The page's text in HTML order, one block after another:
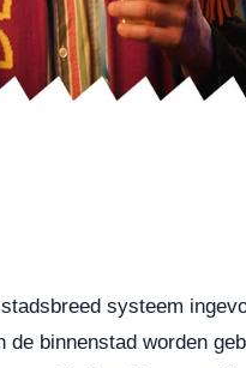
systeem
de binnenstad worden